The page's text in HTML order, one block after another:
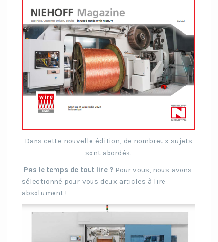
Dans cette nouvelle édition, de nombreux sujets
sont abordés.
Pas le temps de tout lire ?Pour vous, nous avons
sélectionné pour vous deux articles à lire
absolument !